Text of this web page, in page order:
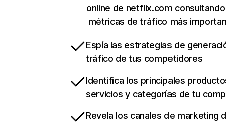
online de netflix.com
métricas de tráfico más
Espía las estrategias de
tráfico de tus competidores
Identifica los principales
servicios y categorías de tu
Revela los canales de marketing